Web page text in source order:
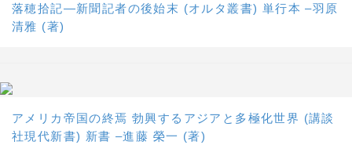
落穂拾記―新聞記者の後始末 (オルタ叢書) 単行本 –羽原
清雅 (著)
アメリカ帝国の終焉 勃興するアジアと多極化世界 (講談
社現代新書) 新書 –進藤 榮一 (著)